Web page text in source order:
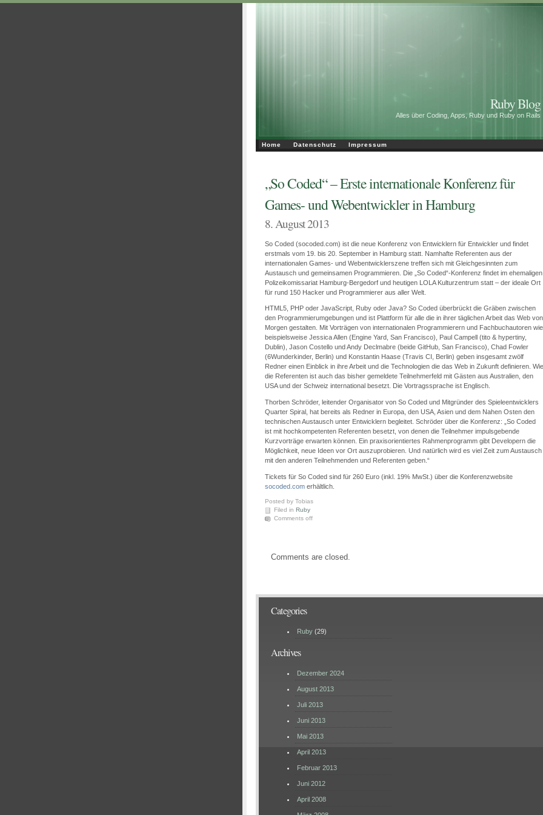
Ruby Blog
Alles über Coding, Apps, Ruby und Ruby on Rails
Home Datenschutz Impressum
„So Coded“ – Erste internationale Konferenz für
Games- und Webentwickler in Hamburg
8. August 2013
So Coded (socoded.com) ist die neue Konferenz von Entwicklern für Entwickler und findet
erstmals vom 19. bis 20. September in Hamburg statt. Namhafte Referenten aus der
internationalen Games- und Webentwicklerszene treffen sich mit Gleichgesinnten zum
Austausch und gemeinsamen Programmieren. Die „So Coded“-Konferenz findet im ehemaligen
Polizeikomissariat Hamburg-Bergedorf und heutigen LOLA Kulturzentrum statt – der ideale Ort
für rund 150 Hacker und Programmierer aus aller Welt.
HTML5, PHP oder JavaScript, Ruby oder Java? So Coded überbrückt die Gräben zwischen
den Programmierumgebungen und ist Plattform für alle die in ihrer täglichen Arbeit das Web von
Morgen gestalten. Mit Vorträgen von internationalen Programmierern und Fachbuchautoren wie
beispielsweise Jessica Allen (Engine Yard, San Francisco), Paul Campell (tito & hypertiny,
Dublin), Jason Costello und Andy Declmabre (beide GitHub, San Francisco), Chad Fowler
(6Wunderkinder, Berlin) und Konstantin Haase (Travis CI, Berlin) geben insgesamt zwölf
Redner einen Einblick in ihre Arbeit und die Technologien die das Web in Zukunft definieren. Wie
die Referenten ist auch das bisher gemeldete Teilnehmerfeld mit Gästen aus Australien, den
USA und der Schweiz international besetzt. Die Vortragssprache ist Englisch.
Thorben Schröder, leitender Organisator von So Coded und Mitgründer des Spieleentwicklers
Quarter Spiral, hat bereits als Redner in Europa, den USA, Asien und dem Nahen Osten den
technischen Austausch unter Entwicklern begleitet. Schröder über die Konferenz: „So Coded
ist mit hochkompetenten Referenten besetzt, von denen die Teilnehmer impulsgebende
Kurzvorträge erwarten können. Ein praxisorientiertes Rahmenprogramm gibt Developern die
Möglichkeit, neue Ideen vor Ort auszuprobieren. Und natürlich wird es viel Zeit zum Austausch
mit den anderen Teilnehmenden und Referenten geben.“
Tickets für So Coded sind für 260 Euro (inkl. 19% MwSt.) über die Konferenzwebsite
socoded.com erhältlich.
Posted by Tobias
Filed in Ruby
Comments off
Comments are closed.
Categories
Ruby (29)
Archives
Dezember 2024
August 2013
Juli 2013
Juni 2013
Mai 2013
April 2013
Februar 2013
Juni 2012
April 2008